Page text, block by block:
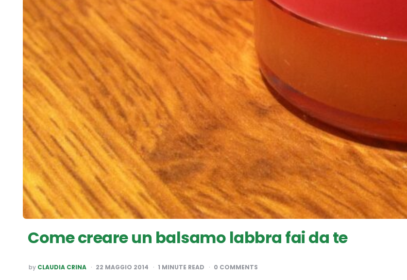
Come creare un balsamo labbra fai da te
POSTED
BY
by CLAUDIA CRINA 22 MAGGIO 2014 1 MINUTE READ 0 COMMENTS